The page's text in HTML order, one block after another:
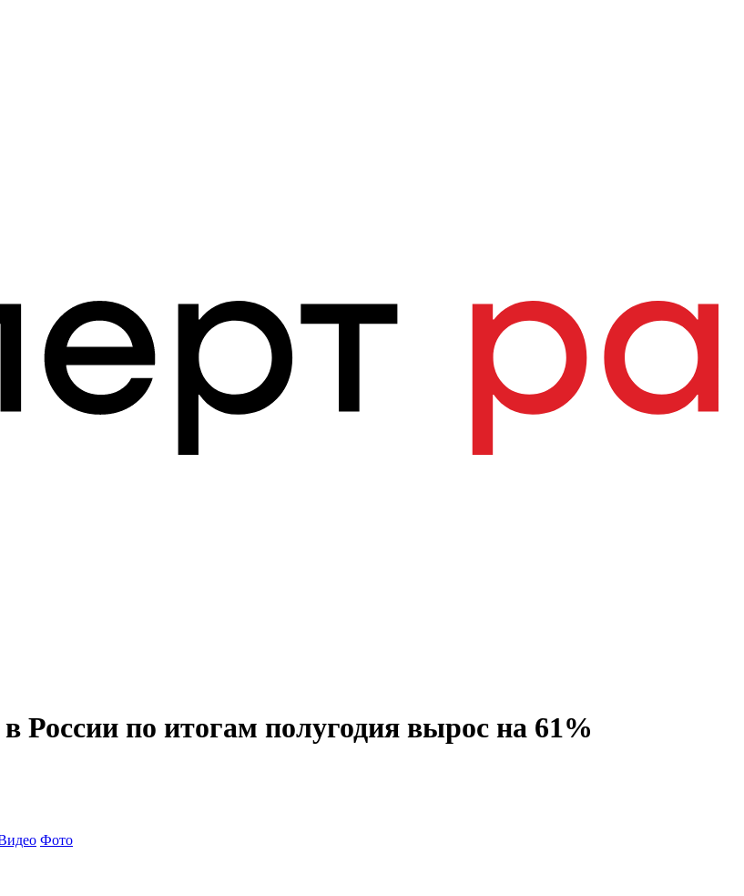
по итогам полугодия вырос на 61%
Фото